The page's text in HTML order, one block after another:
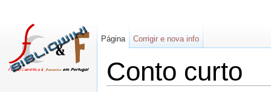
Conto curto
Página Corrigir e nova info